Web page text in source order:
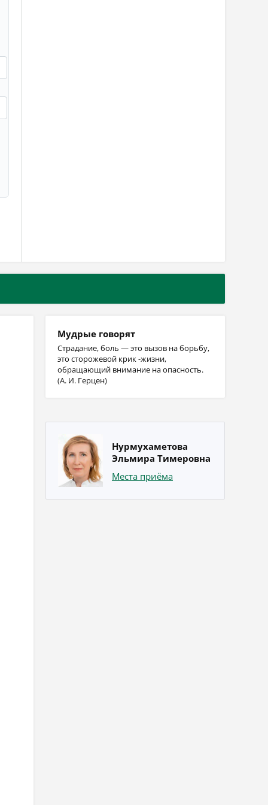
Мудрые говорят
Страдание, боль — это вызов на борьбу,
это сторожевой крик -жизни,
обращающий внимание на опасность.
(А. И. Герцен)
Нурмухаметова
Эльмира Тимеровна
Места приёма